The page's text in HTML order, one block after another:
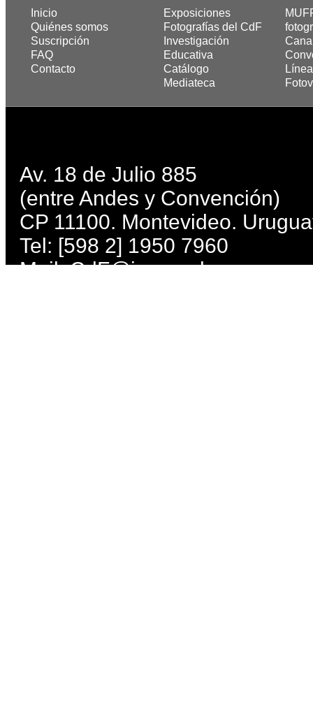
Inicio
Quiénes somos
Suscripción
FAQ
Contacto
Exposiciones
Fotografías del CdF
Investigación
Educativa
Catálogo
Mediateca
Av. 18 de Julio 885
(entre Andes y Convención)
CP 11100. Montevideo.
Tel: [598 2] 1950 7960
Mail:CdF@imm.gub.uy